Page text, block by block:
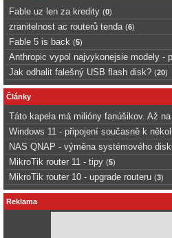
Fable uz len za kredity (0)
zranitelnost ac routerů tenda (6)
Fable 5 is back (5)
Anthropic vypol najvykonejsie modely -
Jak odhalit falešný USB flash disk? (20)
Články
Táto kapela má milióny fanúšikov. Až
Windows 11 - připojení současně k
NAS QNAP - výměna systémového
MikroTik router 11 - tipy (5)
MikroTik router 10 - upgrade routeru (3)
Reklama